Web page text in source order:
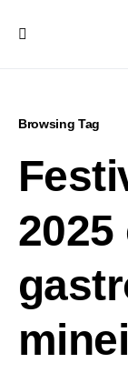
Browsing Tag